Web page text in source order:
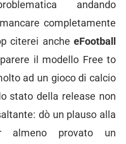
andando
completamente
citerei anche eFootball
il modello Free to
ad un gioco di calcio
stato della release non
dò un plauso alla
almeno provato un